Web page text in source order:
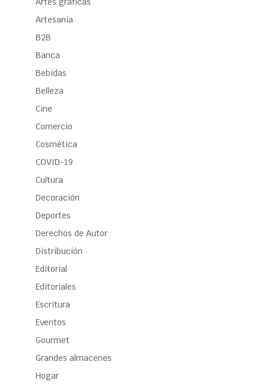
Artesanía
B2B
Banca
Bebidas
Belleza
Cine
Comercio
Cosmética
COVID-19
Cultura
Decoración
Deportes
Derechos de Autor
Distribución
Editorial
Editoriales
Escritura
Eventos
Gourmet
Grandes almacenes
Hogar